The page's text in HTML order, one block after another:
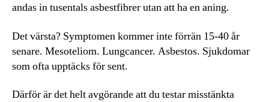
andas in tusentals asbestfibrer utan att ha en aning.
Det värsta? Symptomen kommer inte förrän 15-40 år
senare. Mesoteliom. Lungcancer. Asbestos. Sjukdomar
som ofta upptäcks för sent.
Därför är det helt avgörande att du testar misstänkta